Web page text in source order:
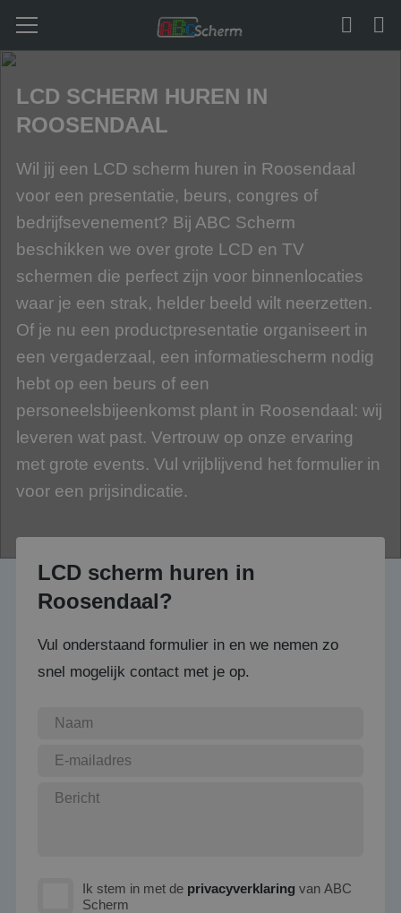
LCD SCHERM HUREN IN
ROOSENDAAL
Wil jij een LCD scherm huren in Roosendaal
voor een presentatie, beurs, congres of
bedrijfsevenement? Bij ABC Scherm
beschikken we over grote LCD en TV
schermen die perfect zijn voor binnenlocaties
waar je een strak, helder beeld wilt neerzetten.
Of je nu een productpresentatie organiseert in
een vergaderzaal, een informatiescherm nodig
hebt op een beurs of een
personeelsbijeenkomst plant in Roosendaal: wij
leveren wat past. Vertrouw op onze ervaring
met grote events. Vul vrijblijvend het formulier in
voor een prijsindicatie.
LCD scherm huren in
Roosendaal?
Vul onderstaand formulier in en we nemen zo
snel mogelijk contact met je op.
Ik stem in met de privacyverklaring van ABC
Scherm